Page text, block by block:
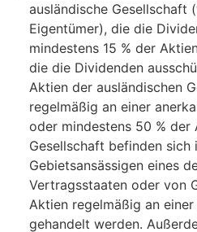
ausländische Gesellschaft
Eigentümer), die die
mindestens 15 % der
die die Dividenden
Aktien der ausländischen
regelmäßig an einer
oder mindestens 50 % der
Gesellschaft befinden sich
Gebietsansässigen eines
Vertragsstaaten oder von
Aktien regelmäßig an
gehandelt werden.